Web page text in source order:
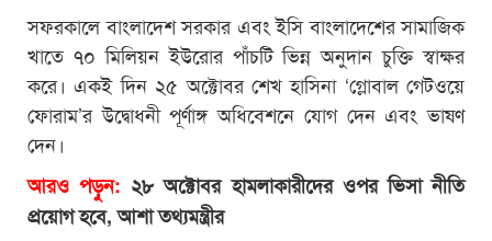
সফরকালে বাংলাদেশ সরকার এবং ইসি বাংলাদেশের সামাজিক
খাতে ৭০ মিলিয়ন ইউরোর পাঁচটি ভিন্ন অনুদান চুক্তি স্বাক্ষর
করে। একই দিন ২৫ অক্টোবর শেখ হাসিনা ‘গ্লোবাল গেটওয়ে
ফোরাম’র উদ্বোধনী পূর্ণাঙ্গ অধিবেশনে যোগ দেন এবং ভাষণ
দেন।
আরও পড়ুন: ২৮ অক্টোবর হামলাকারীদের ওপর ভিসা নীতি
প্রয়োগ হবে, আশা তথ্যমন্ত্রীর